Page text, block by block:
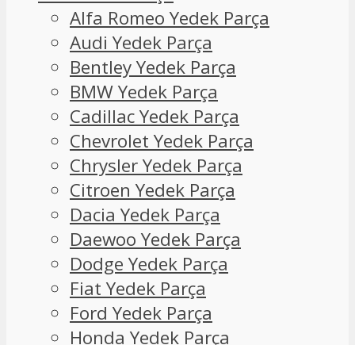
Alfa Romeo Yedek Parça
Audi Yedek Parça
Bentley Yedek Parça
BMW Yedek Parça
Cadillac Yedek Parça
Chevrolet Yedek Parça
Chrysler Yedek Parça
Citroen Yedek Parça
Dacia Yedek Parça
Daewoo Yedek Parça
Dodge Yedek Parça
Fiat Yedek Parça
Ford Yedek Parça
Honda Yedek Parça